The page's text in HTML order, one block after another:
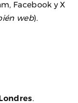
Facebook y X
web).